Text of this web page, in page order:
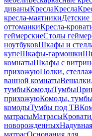
диваныКреслаКресла
кресла-маятники
оттоманкиКресла-
геймерскиеСтолы
ноутбуковШкафы и
купеШкафы-гармошки
комнатыШкафы с
прихожуюПолки,
ванной комнаты
тумбыКомодыТумбы
прихожуюКомоды,
комодыТумбы под ТВ
матрасыМатрасыКровати
новорожденных
матрасОснования для